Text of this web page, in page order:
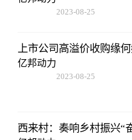
2023-08-25
上市公司高溢价收购缘
亿邦动力
2023-08-25
西来村：奏响乡村振兴“